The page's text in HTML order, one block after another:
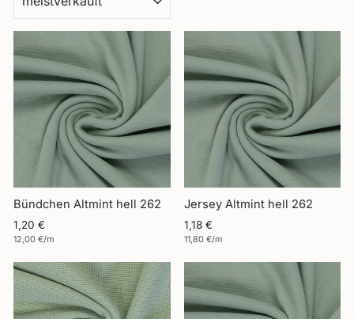
selbst.
Bündchen Altmint hell 262
1,20 €
12,00 €/m
Jersey Altmint hell 262
1,18 €
11,80 €/m